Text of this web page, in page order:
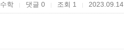
수학 | 댓글 0 | 조회 1 | 2023.09.14